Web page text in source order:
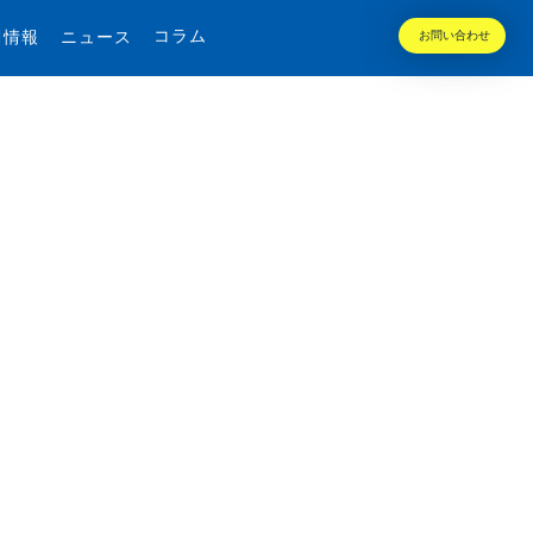
報 ニュース コラム お問い合わせ